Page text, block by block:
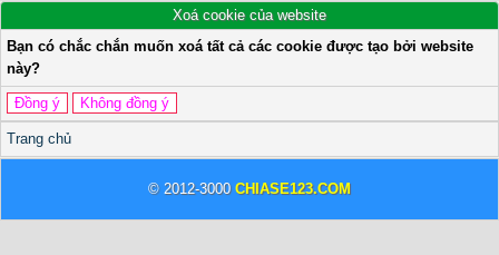
Xoá cookie của website
Bạn có chắc chắn muốn xoá tất cả các cookie được tạo bởi website
này?
Trang chủ
© 2012-3000 CHIASE123.COM